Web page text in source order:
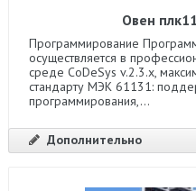
Овен
Программирование
осуществляется в
среде CoDeSys v.2.3.x,
стандарту МЭК 61131:
программирования,...
Дополнительно